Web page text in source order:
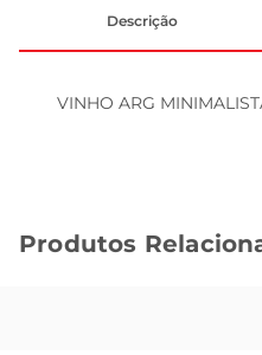
Descrição
VINHO ARG
Produtos